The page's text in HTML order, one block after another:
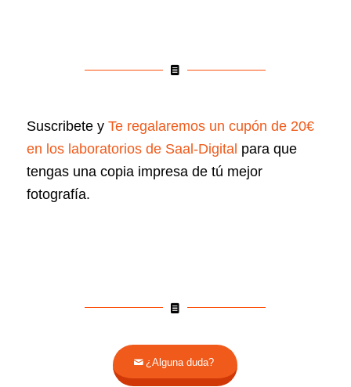
Suscribete y Te regalaremos un cupón de 20€
en los laboratorios de Saal-Digital para que
tengas una copia impresa de tú mejor
fotografía.
¿Alguna duda?